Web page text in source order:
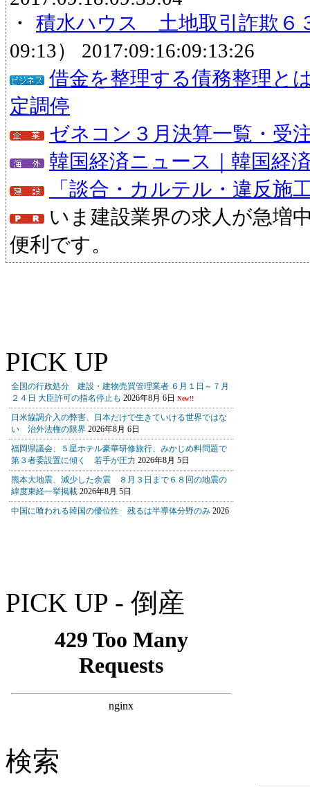
・ 積水ハウス 土地取引詐欺６
09:13） 2017:09:16:09:13:26
借金を整理する債務整理と
定調停
ゼネコン３月決算一覧・受
韓国経済ニュース｜韓国経
「談合・カルテル・違反施
いま建設業界の求人が急増
便利です。
PICK UP
PICK UP - 倒産
検索